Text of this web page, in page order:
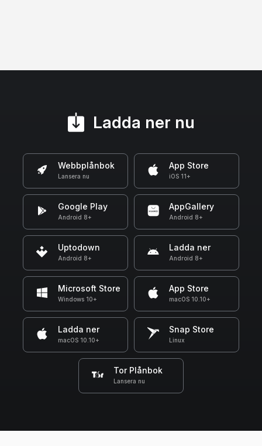
Ladda ner nu
Webbplånbok
Lansera nu
App Store
iOS 11+
Google Play
Android 8+
AppGallery
Android 8+
Uptodown
Android 8+
Ladda ner
Android 8+
Microsoft Store
Windows 10+
App Store
macOS 10.10+
Ladda ner
macOS 10.10+
Snap Store
Linux
Tor Plånbok
Lansera nu